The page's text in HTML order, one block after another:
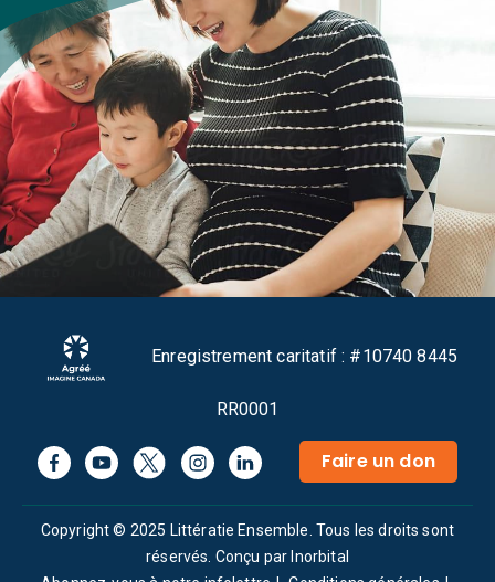
Enregistrement caritatif : #10740 8445
RR0001
Faire un don
Copyright © 2025 Littératie Ensemble. Tous les droits sont
réservés. Conçu par Inorbital